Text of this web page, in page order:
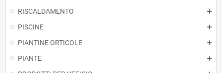
RISCALDAMENTO
PISCINE
PIANTINE ORTICOLE
PIANTE